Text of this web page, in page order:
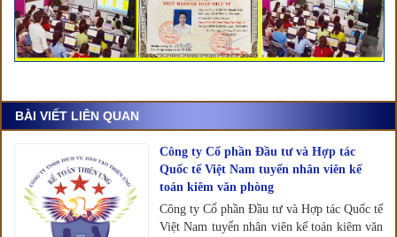
BÀI VIẾT LIÊN QUAN
Công ty Cổ phần Đầu tư và Hợp tác
Quốc tế Việt Nam tuyển nhân viên kế
toán kiêm văn phòng
Công ty Cổ phần Đầu tư và Hợp tác Quốc tế
Việt Nam tuyển nhân viên kế toán kiêm văn